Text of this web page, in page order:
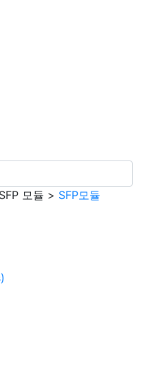
모듈 > SFP모듈